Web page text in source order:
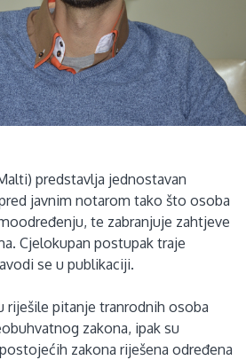
predstavlja jednostavan
javnim notarom tako što osoba
te zabranjuje zahtjeve
Cjelokupan postupak traje
se u publikaciji.
riješile pitanje tranrodnih osoba
zakona, ipak su
zakona riješena određena